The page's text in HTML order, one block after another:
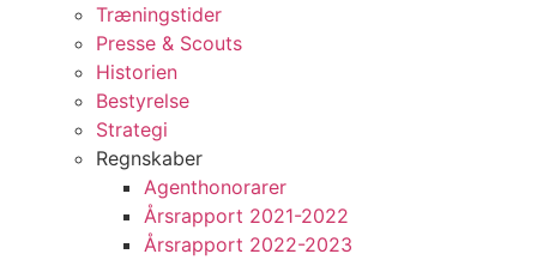
Træningstider
Presse & Scouts
Historien
Bestyrelse
Strategi
Regnskaber
Agenthonorarer
Årsrapport 2021-2022
Årsrapport 2022-2023